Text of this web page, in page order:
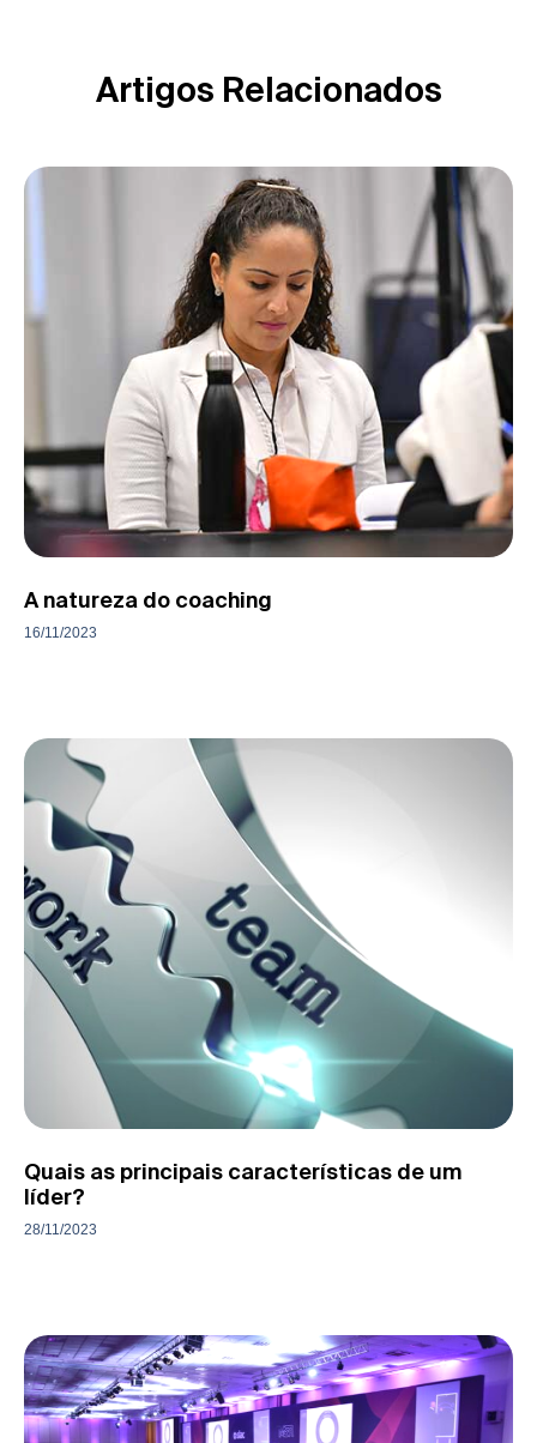
Artigos Relacionados
A natureza do coaching
16/11/2023
Quais as principais características de um
líder?
28/11/2023